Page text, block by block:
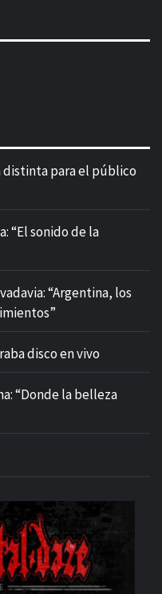
distinta para el público
“El sonido de la
“Argentina, los
disco en vivo
“Donde la belleza